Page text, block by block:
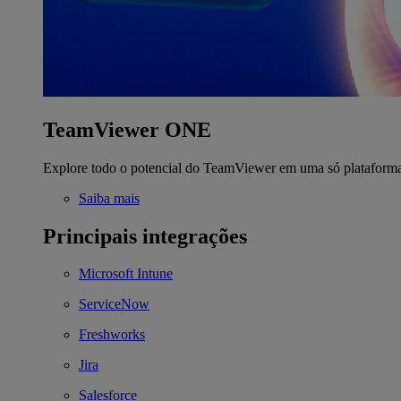
TeamViewer ONE
Explore todo o potencial do TeamViewer em uma só
Saiba mais
Principais integrações
Microsoft Intune
ServiceNow
Freshworks
Jira
Salesforce